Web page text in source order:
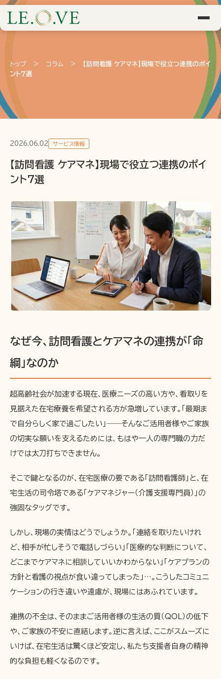
トップ > コラム >
【訪問看護 ケアマネ】現場で役立つ連携のポイ
ント７選
2026.06.02 サービス情報
【訪問看護 ケアマネ】現場で役立つ連携のポイ
ント７選
なぜ今、訪問看護とケアマネの連携が「命
綱」なのか
超高齢社会が加速する現在、医療ニーズの高い方や、看取りを
見据えた在宅療養を希望される方が急増しています。「最期ま
で自分らしく家で過ごしたい」――そんなご活用者様やご家族
の切実な願いを支えるためには、もはや一人の専門職の力だ
けでは太刀打ちできません。
そこで鍵となるのが、在宅医療の要である「訪問看護師」と、在
宅生活の司令塔である「ケアマネジャー（介護支援専門員）」の
強固なタッグです。
しかし、現場の実情はどうでしょうか。「連絡を取りたいけれ
ど、相手が忙しそうで電話しづらい」「医療的な判断について、
どこまでケアマネに相談していいかわからない」「ケアプランの
方針と看護の視点が食い違ってしまった」…。こうしたコミュニ
ケーションの行き違いや遠慮が、現場にはあふれています。
連携の不全は、そのままご活用者様の生活の質（QOL）の低下
や、ご家族の不安に直結します。逆に言えば、ここがスムーズに
いけば、在宅生活は驚くほど安定し、私たち支援者自身の精神
的な負担も軽くなるのです。